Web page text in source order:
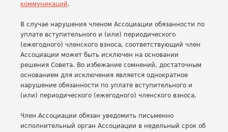
коммуникаций.
В случае нарушения членом Ассоциации обязанности по
уплате вступительного и (или) периодического
(ежегодного) членского взноса, соответствующий член
Ассоциации может быть исключен на основании
решения Совета. Во избежание сомнений, достаточным
основанием для исключения является однократное
нарушение обязанности по уплате вступительного и
(или) периодического (ежегодного) членского взноса.
Член Ассоциации обязан уведомить письменно
исполнительный орган Ассоциации в недельный срок об